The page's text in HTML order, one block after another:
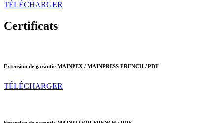
TÉLÉCHARGER
Certificats
Extension de garantie MAINPEX / MAINPRESS FRENCH / PDF
TÉLÉCHARGER